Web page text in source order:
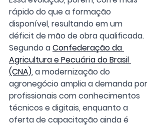
rápido do que a formação
disponível, resultando em um
déficit de mão de obra qualificada.
Segundo a Confederação da
Agricultura e Pecuária do Brasil
(CNA), a modernização do
agronegócio amplia a demanda por
profissionais com conhecimentos
técnicos e digitais, enquanto a
oferta de capacitação ainda é